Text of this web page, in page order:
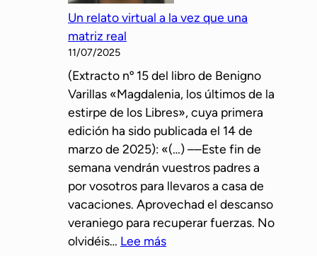
n
e
l
o
b
o
e
n
A
s
t
u
r
a
l
i
a
d
o
s
d
e
l
n
e
n
o
c
o
n
o
c
e
Un relato virtual a la vez que una
matriz real
11/07/2025
(Extracto nº 15 del libro de Benigno
Varillas «Magdalenia, los últimos de la
estirpe de los Libres», cuya primera
edición ha sido publicada el 14 de
marzo de 2025): «(…) ––Este fin de
semana vendrán vuestros padres a
por vosotros para llevaros a casa de
vacaciones. Aprovechad el descanso
veraniego para recuperar fuerzas. No
olvidéis… Lee más: